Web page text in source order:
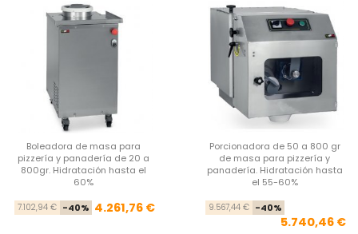
Boleadora de masa para
pizzería y panadería de 20 a
800gr. Hidratación hasta el
60%
Precio base
7.102,94 € -40% Precio
4.261,76 €
Porcionadora de 50 a 800 gr
de masa para pizzería y
panadería. Hidratación hasta
el 55-60%
9.567,44 € -40%
5.740,46 €